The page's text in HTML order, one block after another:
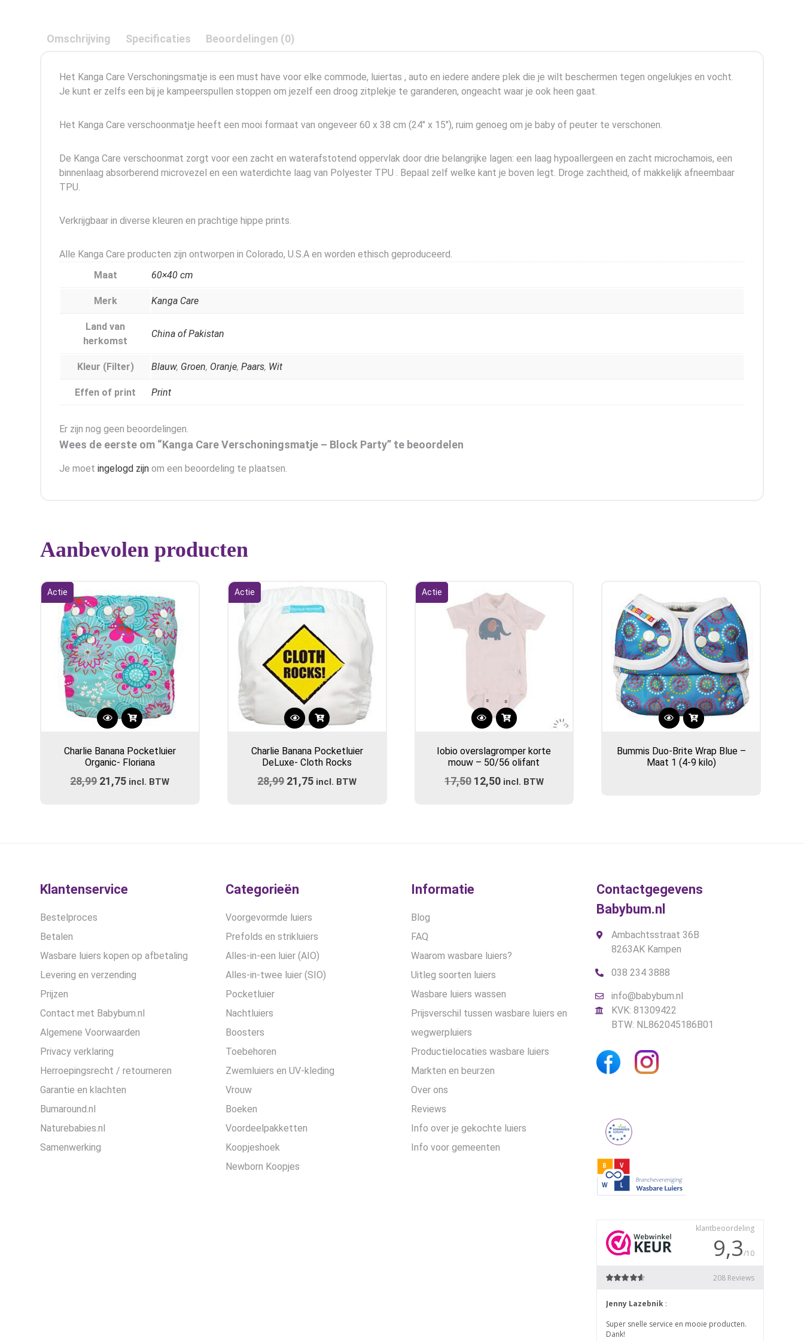
Omschrijving Specificaties Beoordelingen (0)
Het Kanga Care Verschoningsmatje is een must have voor elke commode, luiertas , auto en iedere andere plek die je wilt beschermen tegen ongelukjes en vocht.
Je kunt er zelfs een bij je kampeerspullen stoppen om jezelf een droog zitplekje te garanderen, ongeacht waar je ook heen gaat.
Het Kanga Care verschoonmatje heeft een mooi formaat van ongeveer 60 x 38 cm (24″ x 15″), ruim genoeg om je baby of peuter te verschonen.
De Kanga Care verschoonmat zorgt voor een zacht en waterafstotend oppervlak door drie belangrijke lagen: een laag hypoallergeen en zacht microchamois, een
binnenlaag absorberend microvezel en een waterdichte laag van Polyester TPU . Bepaal zelf welke kant je boven legt. Droge zachtheid, of makkelijk afneembaar
TPU.
Verkrijgbaar in diverse kleuren en prachtige hippe prints.
Alle Kanga Care producten zijn ontworpen in Colorado, U.S.A en worden ethisch geproduceerd.
Maat
60×40 cm
Merk Kanga Care
Land van
herkomst
China of Pakistan
Kleur (Filter) Blauw, Groen, Oranje, Paars, Wit
Effen of print Print
Er zijn nog geen beoordelingen.
Wees de eerste om “Kanga Care Verschoningsmatje – Block Party” te beoordelen
Je moet ingelogd zijn om een beoordeling te plaatsen.
Aanbevolen producten
Actie
Charlie Banana Pocketluier
Organic- Floriana
28,99 Oorspronkelijke
21,75 Huidige
incl. BTW
Actie
Charlie Banana Pocketluier
DeLuxe- Cloth Rocks
28,99 Oorspronkelijke
21,75 Huidige
incl. BTW
Actie
Iobio overslagromper korte
mouw – 50/56 olifant
17,50 Oorspronkelijke
12,50Huidige
incl. BTW
Bummis Duo-Brite Wrap Blue –
Maat 1 (4-9 kilo)
Klantenservice
Bestelproces
Betalen
Wasbare luiers kopen op afbetaling
Levering en verzending
Prijzen
Contact met Babybum.nl
Algemene Voorwaarden
Privacy verklaring
Herroepingsrecht / retourneren
Garantie en klachten
Bumaround.nl
Naturebabies.nl
Samenwerking
Categorieën
Voorgevormde luiers
Prefolds en strikluiers
Alles-in-een luier (AIO)
Alles-in-twee luier (SIO)
Pocketluier
Nachtluiers
Boosters
Toebehoren
Zwemluiers en UV-kleding
Vrouw
Boeken
Voordeelpakketten
Koopjeshoek
Newborn Koopjes
Informatie
Blog
FAQ
Waarom wasbare luiers?
Uitleg soorten luiers
Wasbare luiers wassen
Prijsverschil tussen wasbare luiers en
wegwerpluiers
Productielocaties wasbare luiers
Markten en beurzen
Over ons
Reviews
Info over je gekochte luiers
Info voor gemeenten
Contactgegevens
Babybum.nl
Ambachtsstraat 36B
8263AK Kampen
038 234 3888
info@babybum.nl
KVK: 81309422
BTW: NL862045186B01